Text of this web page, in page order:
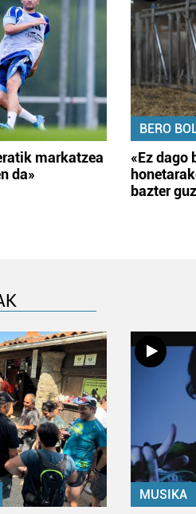
markatzea
da»
BERO
«Ez dago
bazter
MUSIKA